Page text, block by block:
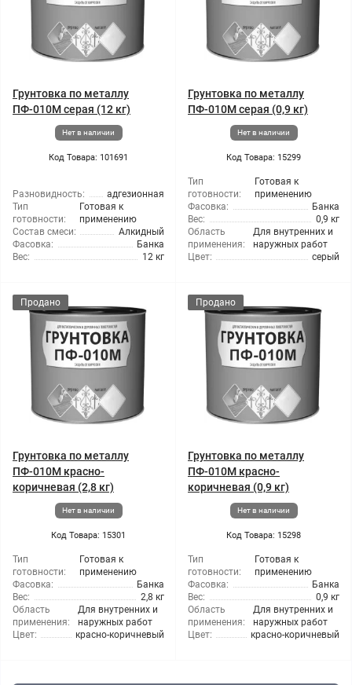
Грунтовка по металлу
ПФ-010М серая (12 кг)
Нет в наличии
Код Товара: 101691
Разновидность:
адгезионная
Тип
готовности:
Готовая к
применению
Состав смеси:
Алкидный
Фасовка:
Банка
Вес:
12 кг
Грунтовка по металлу
ПФ-010М серая (0,9 кг)
Нет в наличии
Код Товара: 15299
Тип
готовности:
Готовая к
применению
Фасовка:
Банка
Вес:
0,9 кг
Область
применения:
Для внутренних и
наружных работ
Цвет:
серый
Продано
Грунтовка по металлу
ПФ-010М красно-
коричневая (2,8 кг)
Нет в наличии
Код Товара: 15301
Тип
готовности:
Готовая к
применению
Фасовка:
Банка
Вес:
2,8 кг
Область
применения:
Для внутренних и
наружных работ
Цвет:
красно-коричневый
Продано
Грунтовка по металлу
ПФ-010М красно-
коричневая (0,9 кг)
Нет в наличии
Код Товара: 15298
Тип
готовности:
Готовая к
применению
Фасовка:
Банка
Вес:
0,9 кг
Область
применения:
Для внутренних и
наружных работ
Цвет:
красно-коричневый